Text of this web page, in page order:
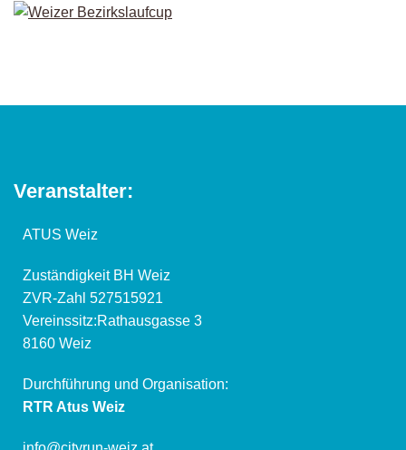
Veranstalter:
ATUS Weiz
Zuständigkeit BH Weiz
ZVR-Zahl 527515921
Vereinssitz:Rathausgasse 3
8160 Weiz
Durchführung und Organisation:
RTR Atus Weiz